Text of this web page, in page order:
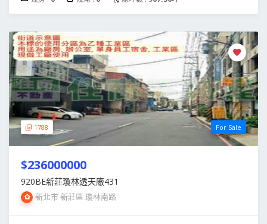
1788 For Sale
$236000000
920BE新莊瓊林透天廠431
新北市 新莊區 瓊林南路